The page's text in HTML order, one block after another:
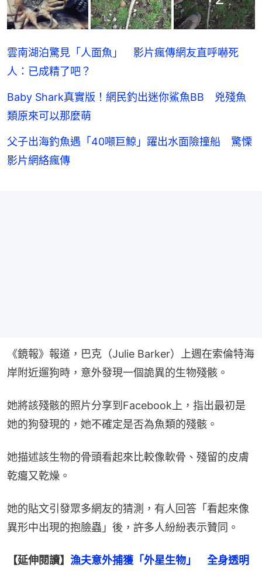
雲南湖泊驚見「人面魚」 影片瘋傳網友直呼嚇死
人：已成精了吧？
Baby Shark真實版！網民釣出迷你鯊魚BB 兇殘魚
類原來可以那麼萌
父子出海釣魚遇「40噸巨鯨」躍出水面險撞船 驚慄
影片網絡瘋傳
《鏡報》報道，巴克（Julie Barker）上週在索倫特海
岸附近遛狗時，意外發現一個詭異的生物殘骸。
她將該殘骸的照片分享到Facebook上，指出最初是
她的狗發現的，她不確定是否為魚類的殘骸。
她描述該生物的骨頭看起來比較像軟骨、殘留的皮膚
乾癟又乾燥。
她的貼文引發眾多網友的猜測，有人回答「看起來像
異形中出現的抱臉蟲」後，許多人紛紛表示贊同。
【延伸閱讀】 漁夫意外捕獲「外星生物」　全身透明